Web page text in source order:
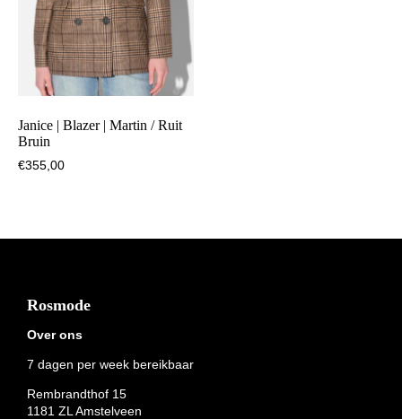
Janice | Blazer | Martin / Ruit
Bruin
€355,00
Footer
Rosmode
Over ons
7 dagen per week bereikbaar
Rembrandthof 15
1181 ZL Amstelveen